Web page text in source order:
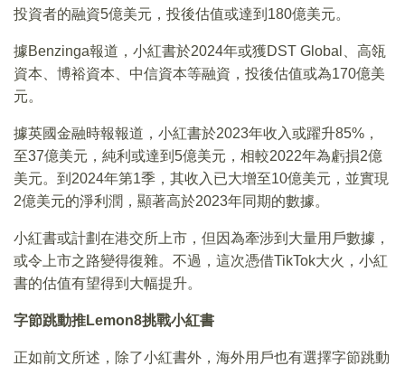
投資者的融資5億美元，投後估值或達到180億美元。
據Benzinga報道，小紅書於2024年或獲DST Global、高瓴
資本、博裕資本、中信資本等融資，投後估值或為170億美
元。
據英國金融時報報道，小紅書於2023年收入或躍升85%，
至37億美元，純利或達到5億美元，相較2022年為虧損2億
美元。到2024年第1季，其收入已大增至10億美元，並實現
2億美元的淨利潤，顯著高於2023年同期的數據。
小紅書或計劃在港交所上市，但因為牽涉到大量用戶數據，
或令上市之路變得復雜。不過，這次憑借TikTok大火，小紅
書的估值有望得到大幅提升。
字節跳動推Lemon8挑戰小紅書
正如前文所述，除了小紅書外，海外用戶也有選擇字節跳動